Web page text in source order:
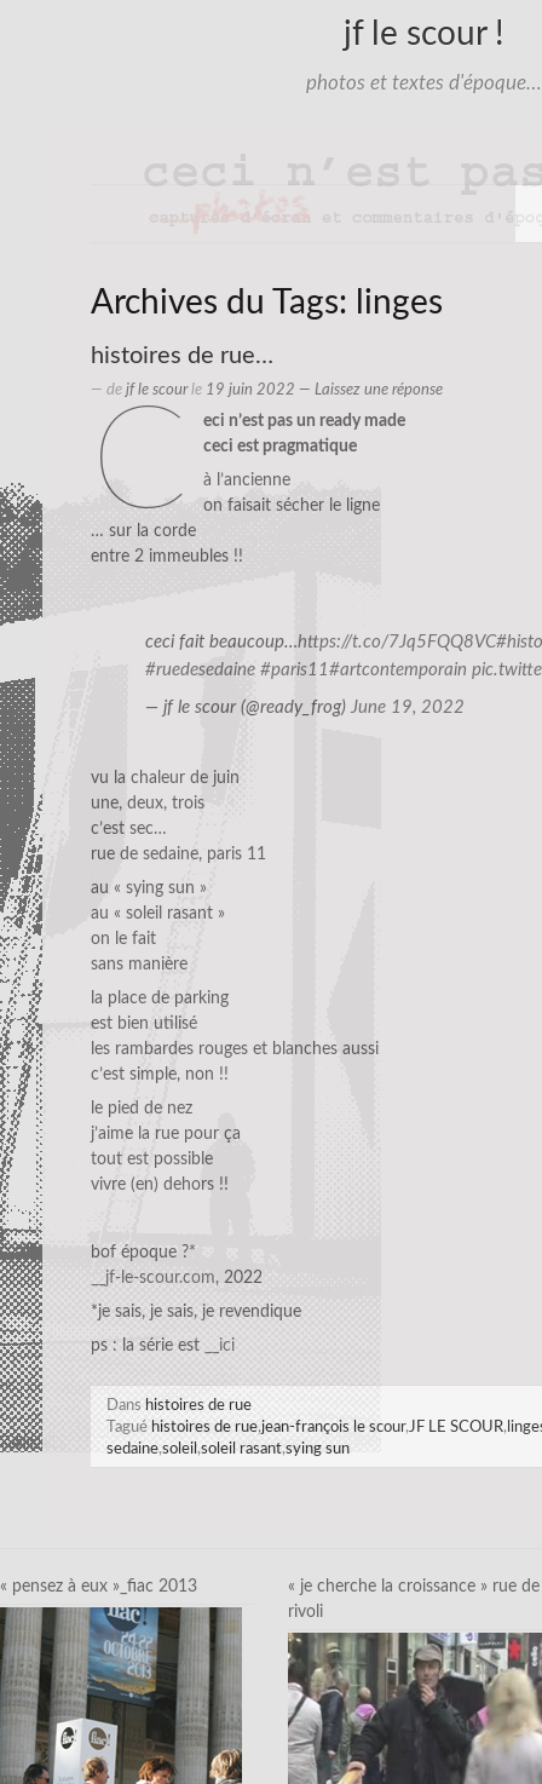
jf le scour !
photos et textes d'époque…
Archives du Tags: linges
histoires de rue…
— de jf le scourle 19 juin 2022 — Laissez une réponse
c
eci n’est pas un ready made
ceci est pragmatique
à l’ancienne
on faisait sécher le ligne
… sur la corde
entre 2 immeubles !!
ceci fait beaucoup…https://t.co/7Jq5FQQ8VC
#ruedesedaine #paris11#artcontemporain
— jf le scour (@ready_frog) June 19, 2022
vu la chaleur de juin
une, deux, trois
c’est sec…
rue de sedaine, paris 11
au « sying sun »
au « soleil rasant »
on le fait
sans manière
la place de parking
est bien utilisé
les rambardes rouges et blanches aussi
c’est simple, non !!
le pied de nez
j’aime la rue pour ça
tout est possible
vivre (en) dehors !!
bof époque ?*
__jf-le-scour.com, 2022
*je sais, je sais, je revendique
ps : la série est
__ici
Dans histoires de rue
Tagué histoires de rue,jean-françois le scour, JF LE SCOUR,
sedaine,soleil ,soleil rasant,sying sun
« pensez à eux »_fiac 2013
« je cherche la croissance » rue de
rivoli